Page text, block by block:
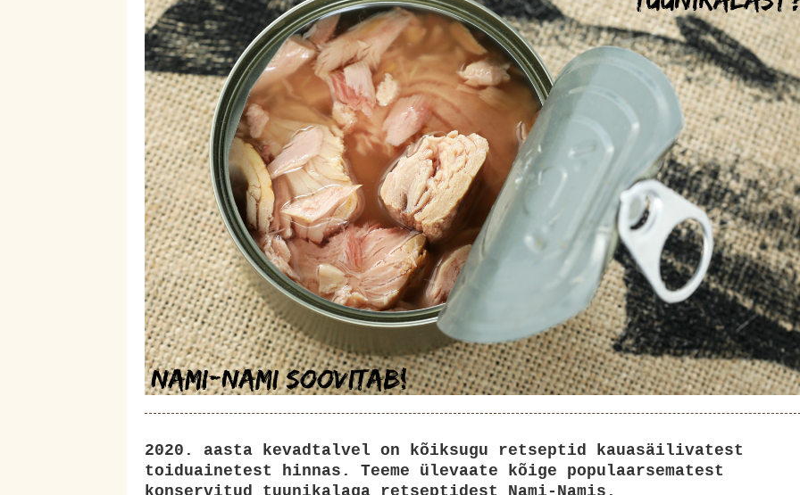
2020. aasta kevadtalvel on kõiksugu retseptid kauasäilivatest
toiduainetest hinnas. Teeme ülevaate kõige populaarsematest